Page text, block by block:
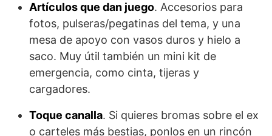
Artículos que dan juego. Accesorios para
fotos, pulseras/pegatinas del tema, y una
mesa de apoyo con vasos duros y hielo a
saco. Muy útil también un mini kit de
emergencia, como cinta, tijeras y
cargadores.
Toque canalla. Si quieres bromas sobre el ex
o carteles más bestias, ponlos en un rincón